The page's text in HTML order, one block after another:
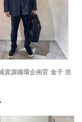
資源循環企画官 金子 浩